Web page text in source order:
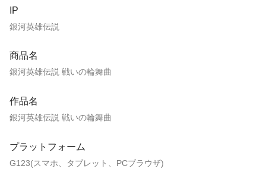
IP
銀河英雄伝説
商品名
銀河英雄伝説 戦いの輪舞曲
作品名
銀河英雄伝説 戦いの輪舞曲
プラットフォーム
G123(スマホ、タブレット、PCブラウザ)